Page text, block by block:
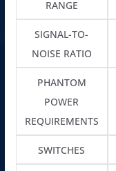
RANGE
SIGNAL-TO-
NOISE RATIO
PHANTOM
POWER
REQUIREMENTS
SWITCHES